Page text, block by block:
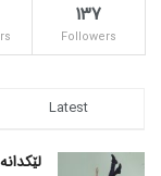
137
Followers
Latest